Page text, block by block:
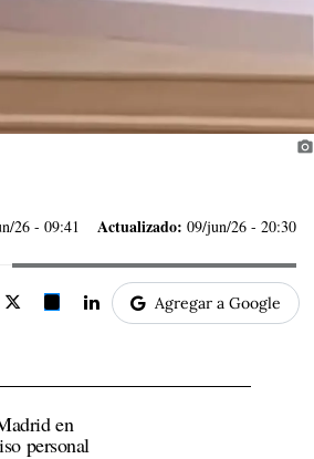
photo_camera
26 - 09:41 Actualizado: 09/jun/26 - 20:30
Agregar a Google
en
personal